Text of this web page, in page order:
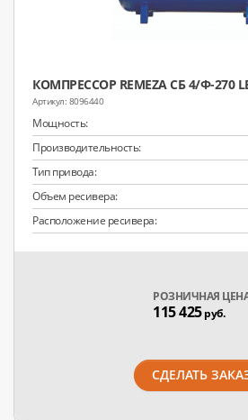
КОМПРЕССОР REMEZA СБ 4/Ф-270
8096440
Мощность:
Производительность:
Тип привода:
Объем ресивера:
Расположение ресивера:
РОЗНИЧНАЯ
115 425руб.
СДЕЛАТЬ